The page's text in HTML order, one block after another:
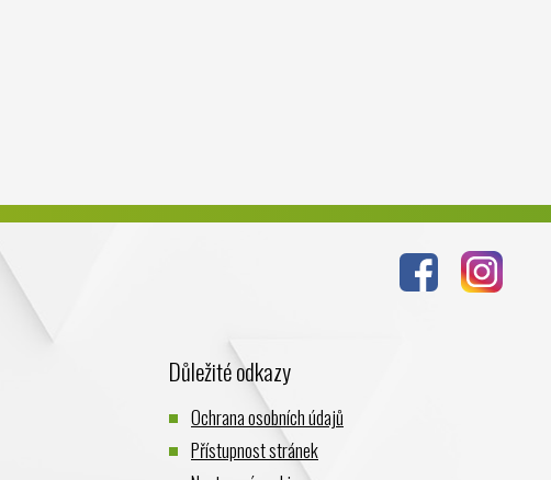
Důležité odkazy
Ochrana osobních údajů
Přístupnost stránek